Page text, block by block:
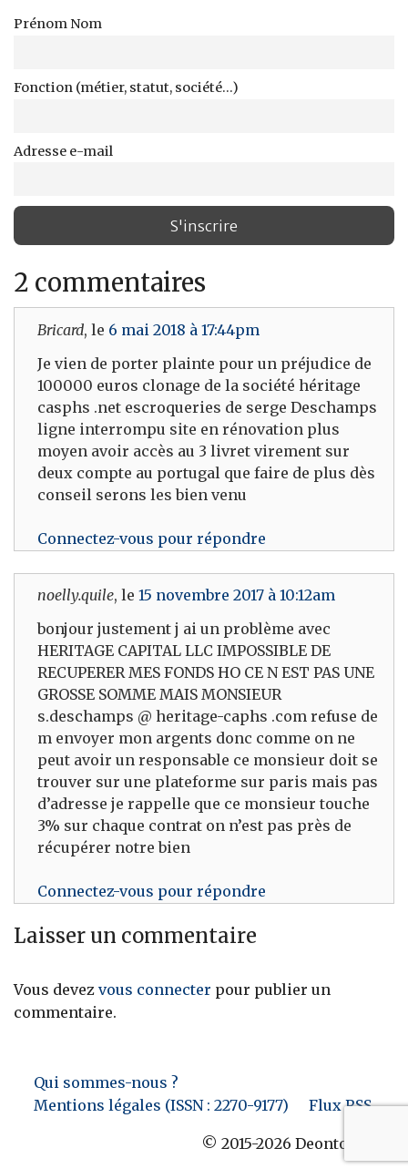
Prénom Nom
Fonction (métier, statut, société...)
Adresse e-mail
2 commentaires
Bricard, le 6 mai 2018 à 17:44pm
Je vien de porter plainte pour un préjudice de
100000 euros clonage de la société héritage
casphs .net escroqueries de serge Deschamps
ligne interrompu site en rénovation plus
moyen avoir accès au 3 livret virement sur
deux compte au portugal que faire de plus dès
conseil serons les bien venu
Connectez-vous pour répondre
noelly.quile, le 15 novembre 2017 à 10:12am
bonjour justement j ai un problème avec
HERITAGE CAPITAL LLC IMPOSSIBLE DE
RECUPERER MES FONDS HO CE N EST PAS UNE
GROSSE SOMME MAIS MONSIEUR
s.deschamps @ heritage-caphs .com refuse de
m envoyer mon argents donc comme on ne
peut avoir un responsable ce monsieur doit se
trouver sur une plateforme sur paris mais pas
d’adresse je rappelle que ce monsieur touche
3% sur chaque contrat on n’est pas près de
récupérer notre bien
Connectez-vous pour répondre
Laisser un commentaire
Vous devez vous connecter pour publier un
commentaire.
Qui sommes-nous ?
Mentions légales (ISSN : 2270-9177)
Flux RSS
© 2015-2026 Deontofi.com